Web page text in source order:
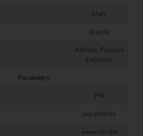
biały
plastik
AXHub, Pyronix
Enforcer
Parametry
PIR
poczwórny
wewnętrzny